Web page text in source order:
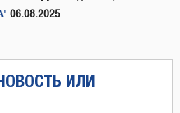
06.08.2025
ИЛИ